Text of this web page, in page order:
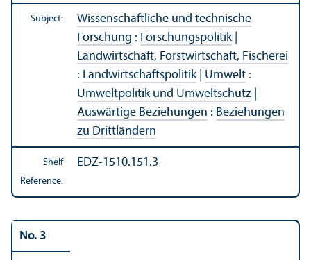
Subject:
Wissenschaftliche und technische
Forschung : Forschungspolitik|
Landwirtschaft, Forstwirtschaft, Fischerei
: Landwirtschaftspolitik| Umwelt :
Umweltpolitik und Umweltschutz
Auswärtige Beziehungen : Beziehungen
zu Drittländern
Shelf
Reference:
EDZ-1510.151.3
No. 3